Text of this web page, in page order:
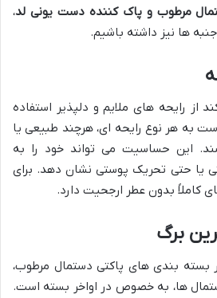
مرطوب و پاک کننده دست یونی لد،
ها نیز داشته باشیم.
از رایحه های ملایم و دلپذیر استفاده
به هر نوع رایحه ای، هرچند طبیعی یا
این حساسیت می تواند خود را به
یا حتی تحریک پوستی نشان دهد. برای
کاملاً بدون عطر ارجحیت دارد.
برگ
بسته بندی های پاکتی دستمال مرطوب،
ها، به خصوص در اواخر بسته است.